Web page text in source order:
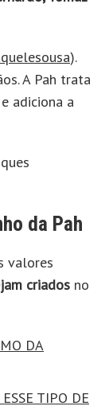
).
A Pah trata
adiciona a
da Pah
valores
criados no
DA
TIPO DE